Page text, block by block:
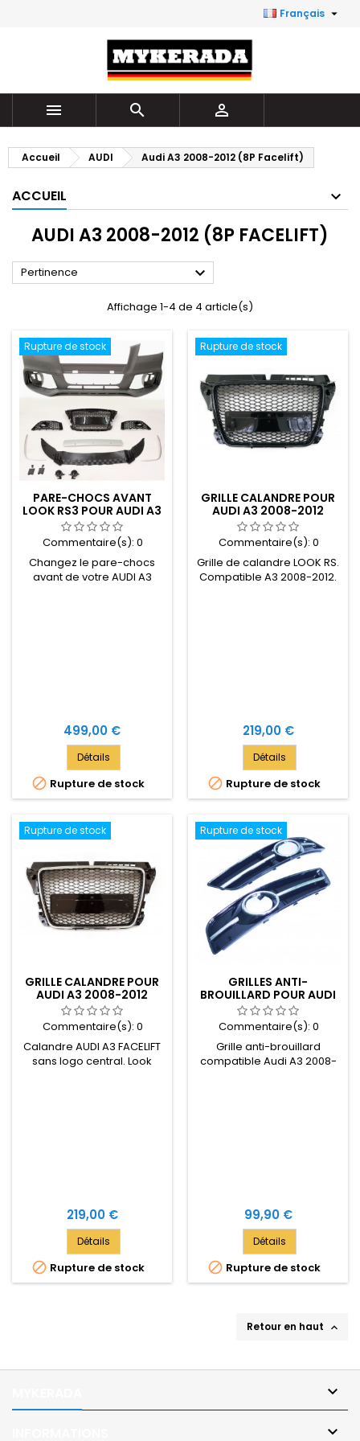
Français 
  
Accueil AUDI Audi A3 2008-2012 (8P Facelift)
ACCUEIL
AUDI A3 2008-2012 (8P FACELIFT)
Pertinence 
Affichage 1-4 de 4 article(s)
Rupture de stock
PARE-CHOCS AVANT
LOOK RS3 POUR AUDI A3
2008-2012
Commentaire(s): 0
Changez le pare-chocs
avant de votre AUDI A3
Prix
499,00 €
Détails
 Rupture de stock
Rupture de stock
GRILLE CALANDRE POUR
AUDI A3 2008-2012
LOOK RS3 NOIRE
Commentaire(s): 0
Grille de calandre LOOK RS.
Compatible A3 2008-2012.
Prix
219,00 €
Détails
 Rupture de stock
Rupture de stock
GRILLE CALANDRE POUR
AUDI A3 2008-2012
LOOK RS3
Commentaire(s): 0
Calandre AUDI A3 FACELIFT
sans logo central. Look
Prix
219,00 €
Détails
 Rupture de stock
Rupture de stock
GRILLES ANTI-
BROUILLARD POUR AUDI
A3 2008-2012 - BARRE
CHROME
Commentaire(s): 0
Grille anti-brouillard
compatible Audi A3 2008-
Prix
99,90 €
Détails
 Rupture de stock
Retour en haut 

